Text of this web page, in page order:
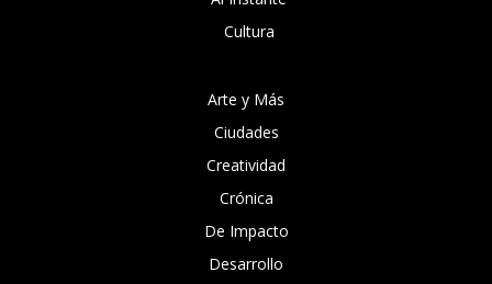
Cultura
Arte y Más
Ciudades
Creatividad
Crónica
De Impacto
Desarrollo